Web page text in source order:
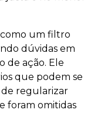
um filtro
dúvidas em
de ação. Ele
que podem se
de regularizar
foram omitidas